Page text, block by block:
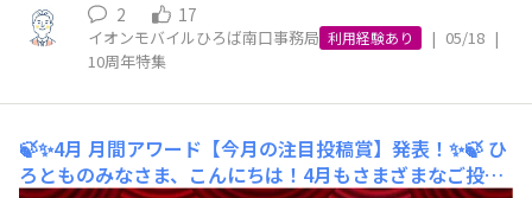
2 17
イオンモバイルひろば南口事務局 利用経験あり | 05/18 |
10周年特集
🍃✨4月 月間アワード【今月の注目投稿賞】発表！✨🍃 ​​ひ
ろとものみなさま、こんにちは！4月もさまざまなご投稿